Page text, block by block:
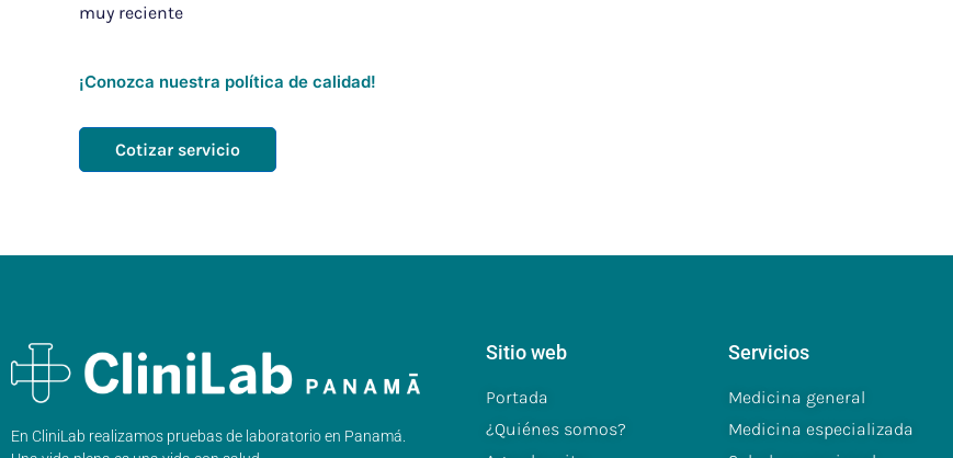
muy reciente
¡Conozca nuestra política de calidad!
Cotizar servicio
En CliniLab realizamos pruebas de laboratorio en Panamá.
Sitio web
Portada
¿Quiénes somos?
Servicios
Medicina general
Medicina especializada